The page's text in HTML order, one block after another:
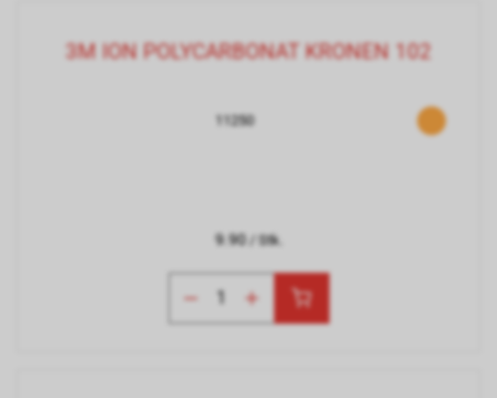
3M ION POLYCARBONAT KRONEN 102
11250
9.90/ Stk.